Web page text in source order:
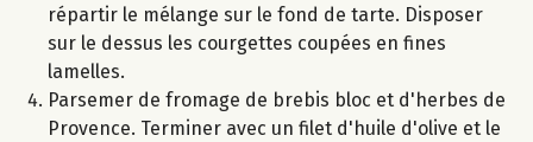
répartir le mélange sur le fond de tarte. Disposer
sur le dessus les courgettes coupées en fines
lamelles.
Parsemer de fromage de brebis bloc et d'herbes de
Provence. Terminer avec un filet d'huile d'olive et le